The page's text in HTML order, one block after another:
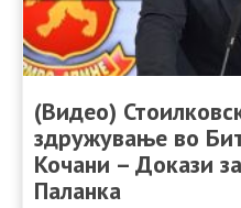
(Видео)
здружување во
Кочани – Докази
Паланка